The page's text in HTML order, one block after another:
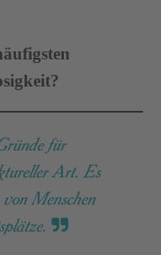
für
Art. Es
Menschen